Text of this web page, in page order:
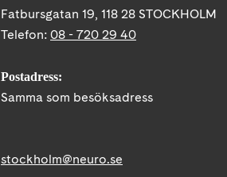
Fatbursgatan 19, 118 28 STOCKHOLM
Telefon: 08 - 720 29 40
Postadress:
Samma som besöksadress
stockholm@neuro.se